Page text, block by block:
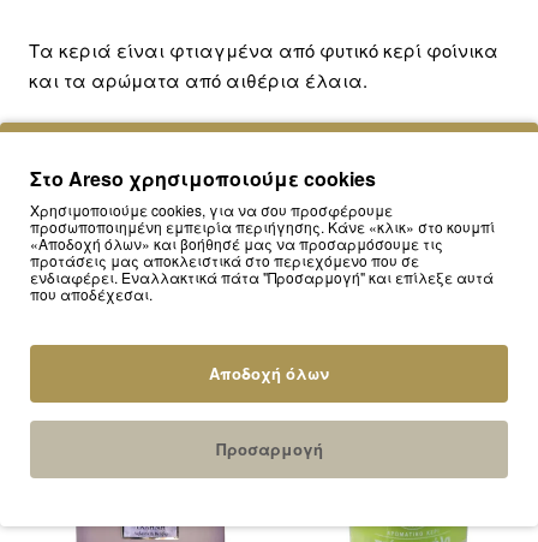
Τα κεριά είναι φτιαγμένα από φυτικό κερί φοίνικα
και τα αρώματα από αιθέρια έλαια.
Αγόρασαν μαζί...
Στο Areso χρησιμοποιούμε cookies
Χρησιμοποιούμε cookies, για να σου προσφέρουμε
προσωποποιημένη εμπειρία περιήγησης. Κάνε «κλικ» στο κουμπί
«Αποδοχή όλων» και βοήθησέ μας να προσαρμόσουμε τις
προτάσεις μας αποκλειστικά στο περιεχόμενο που σε
ενδιαφέρει. Εναλλακτικά πάτα "Προσαρμογή" και επίλεξε αυτά
που αποδέχεσαι.
Αποδοχή όλων
Προσαρμογή